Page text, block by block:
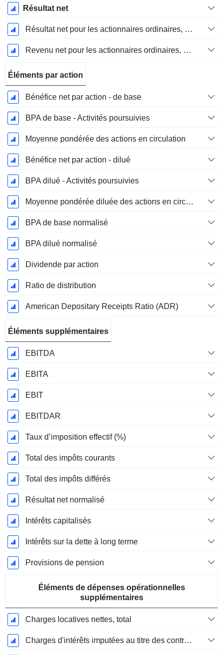
Résultat net
Résultat net pour les actionnaires ordinaires, éléments exceptionnels inclus.
Revenu net pour les actionnaires ordinaires, hors éléments exceptionnelsRésultat net pour les actionnaires ordinaires, éléments exceptionnels exclus.
Éléments par action
Bénéfice net par action - de base
BPA de base - Activités poursuivies
Moyenne pondérée des actions en circulation
Bénéfice net par action - dilué
BPA dilué - Activités poursuivies
Moyenne pondérée diluée des actions en circulation
BPA de base normalisé
BPA dilué normalisé
Dividende par action
Ratio de distribution
American Depositary Receipts Ratio (ADR)
Éléments supplémentaires
EBITDA
EBITA
EBIT
EBITDAR
Taux d’imposition effectif (%)
Total des impôts courants
Total des impôts différés
Résultat net normalisé
Intérêts capitalisés
Intérêts sur la dette à long terme
Provisions de pension
Éléments de dépenses opérationnelles
supplémentaires
Charges locatives nettes, total
Charges d'intérêts imputées au titre des contrats de location